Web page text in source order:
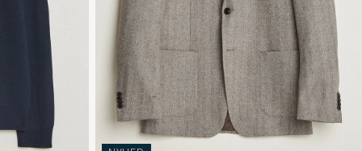
er
mere
udvalg
til
dig.